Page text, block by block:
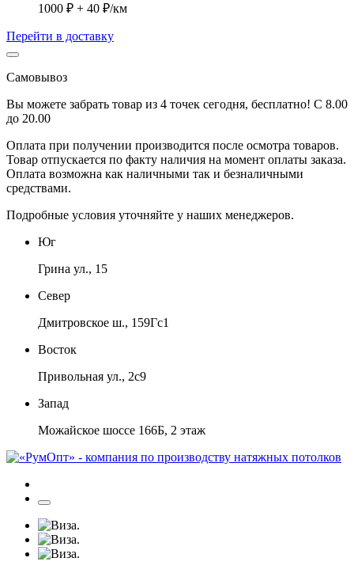
1000 ₽ + 40 ₽/км
Перейти в доставку
Самовывоз
Вы можете забрать товар из 4 точек сегодня, бесплатно! С 8.00
до 20.00
Оплата при получении производится после осмотра товаров.
Товар отпускается по факту наличия на момент оплаты заказа.
Оплата возможна как наличными так и безналичными
средствами.
Подробные условия уточняйте у наших менеджеров.
Юг
Грина ул., 15
Север
Дмитровское ш., 159Гс1
Восток
Привольная ул., 2с9
Запад
Можайское шоссе 166Б, 2 этаж